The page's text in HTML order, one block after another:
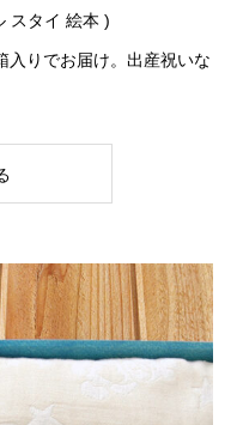
スタイ 絵本 )
入りでお届け。出産祝いな